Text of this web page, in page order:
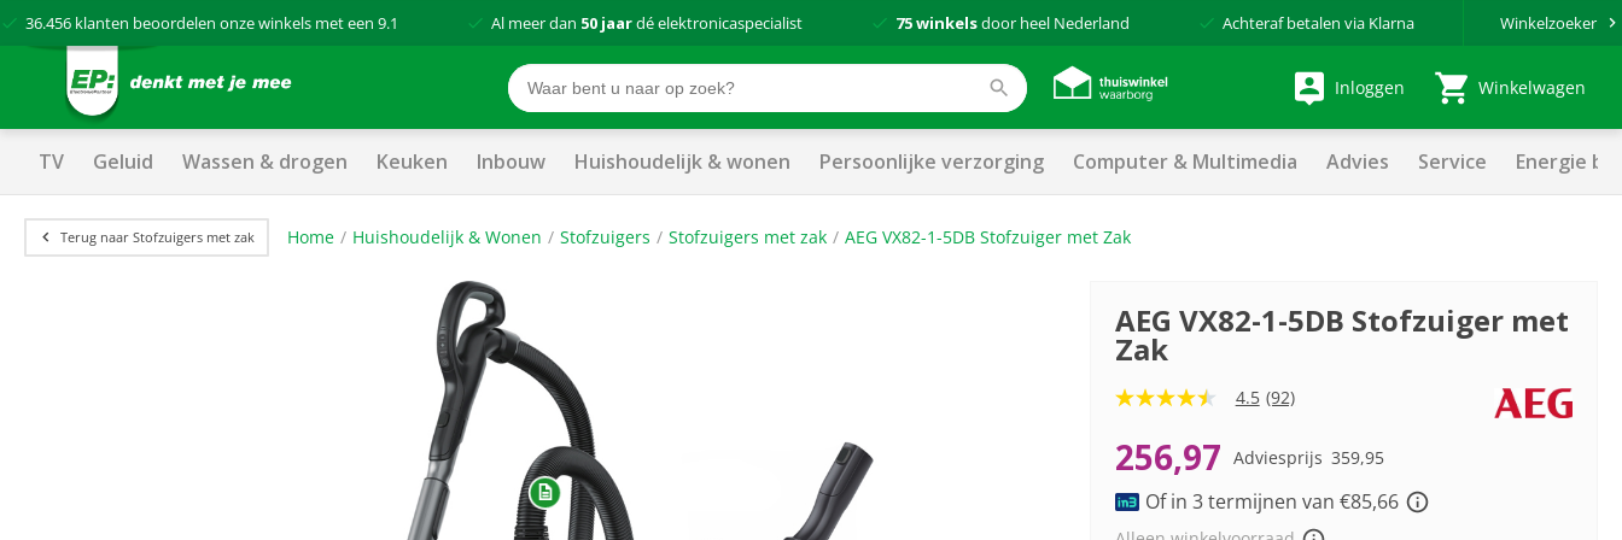
36.456 klanten beoordelen onze winkels met een 9.1 Al meer dan 50 jaardé elektronicaspecialist 75 winkelsdoor heel Nederland Achteraf betalen via Klarna Winkelzoeker
Inloggen Winkelwagen
TV Geluid Wassen & drogen Keuken Inbouw Huishoudelijk & wonen Persoonlijke verzorging Computer & Multimedia Advies Service Energie
Terug naar Stofzuigers met zak Home Huishoudelijk & Wonen Stofzuigers Stofzuigers met zak AEG VX82-1-5DB Stofzuiger met Zak
AEG VX82-1-5DB Stofzuiger met
Zak
4.5
5
sterren,
gemiddelde
scorewaarde.
4.5 (92)
256,97 Adviesprijs 359,95
Of in 3 termijnen van €85,66